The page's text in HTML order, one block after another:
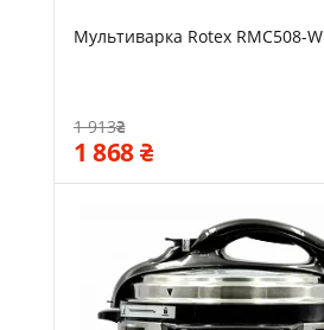
Мультиварка Rotex RMC508-W
1 913
1 868